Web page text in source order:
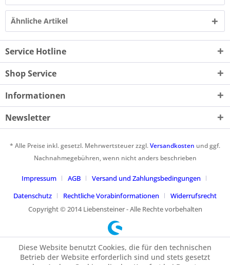
Ähnliche Artikel
Service Hotline
Shop Service
Informationen
Newsletter
* Alle Preise inkl. gesetzl. Mehrwertsteuer zzgl.Versandkosten und ggf.
Nachnahmegebühren, wenn nicht anders beschrieben
Impressum AGB
Versand und Zahlungsbedingungen
Datenschutz
Rechtliche Vorabinformationen
Widerrufsrecht
Copyright © 2014 Liebensteiner - Alle Rechte vorbehalten
Diese Website benutzt Cookies, die für den technischen
Betrieb der Website erforderlich sind und stets gesetzt